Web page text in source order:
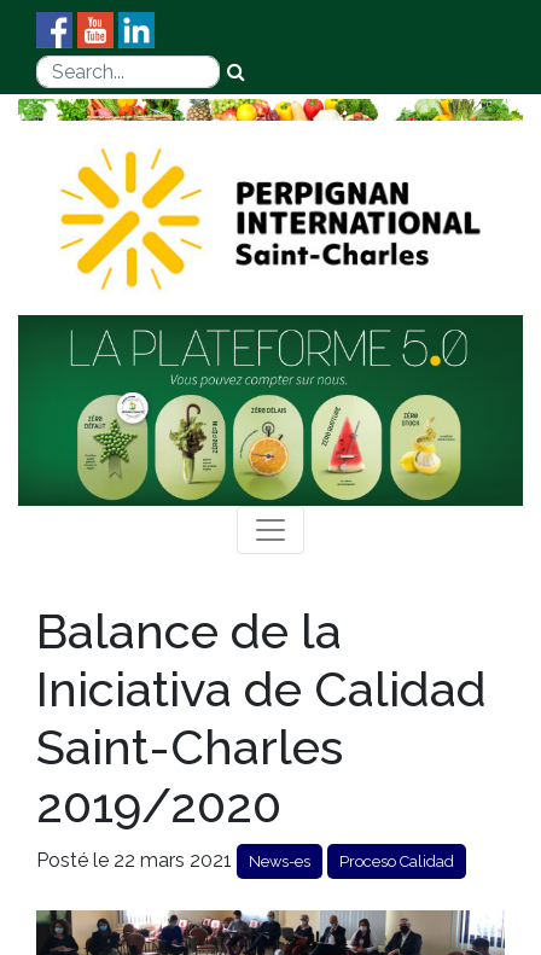
Balance de la
Iniciativa de Calidad
Saint-Charles
2019/2020
Posté le 22 mars 2021 News-es Proceso Calidad